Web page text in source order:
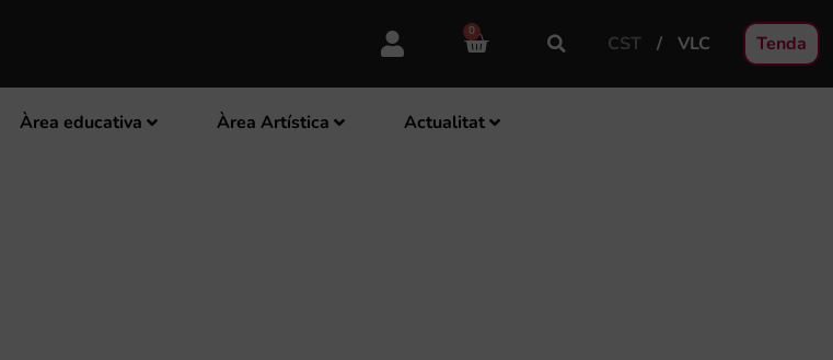
0
CST VLC Tenda
Àrea educativa Àrea Artística Actualitat